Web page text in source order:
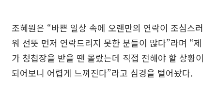
조혜원은 “바쁜 일상 속에 오랜만의 연락이 조심스러
워 선뜻 먼저 연락드리지 못한 분들이 많다”라며 “제
가 청첩장을 받을 땐 몰랐는데 직접 전해야 할 상황이
되어보니 어렵게 느껴진다”라고 심경을 털어놨다.